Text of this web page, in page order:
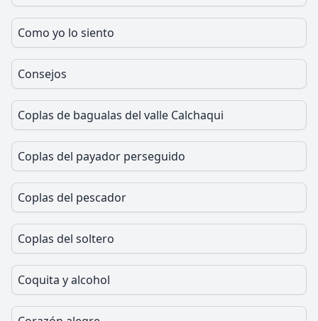
Como yo lo siento
Consejos
Coplas de bagualas del valle Calchaqui
Coplas del payador perseguido
Coplas del pescador
Coplas del soltero
Coquita y alcohol